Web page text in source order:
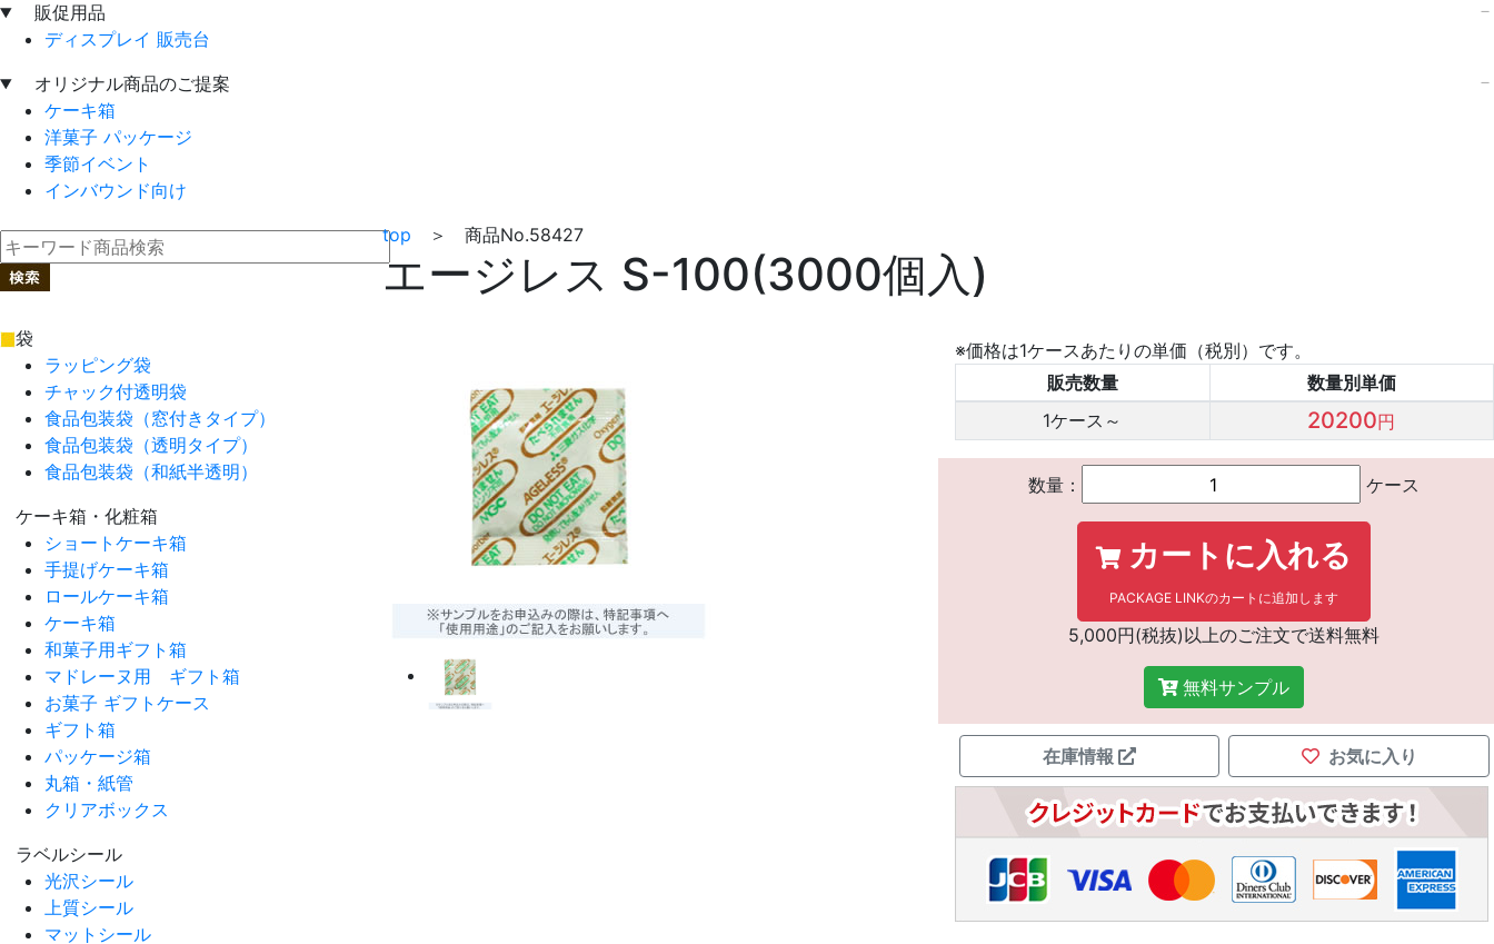
販促用品
ディスプレイ 販売台
オリジナル商品のご提案
ケーキ箱
洋菓子 パッケージ
季節イベント
インバウンド向け
袋
ラッピング袋
チャック付透明袋
食品包装袋（窓付きタイプ）
食品包装袋（透明タイプ）
食品包装袋（和紙半透明）
ケーキ箱・化粧箱
ショートケーキ箱
手提げケーキ箱
ロールケーキ箱
ケーキ箱
和菓子用ギフト箱
マドレーヌ用 ギフト箱
お菓子 ギフトケース
ギフト箱
パッケージ箱
丸箱・紙管
クリアボックス
ラベルシール
光沢シール
上質シール
マットシール
top ＞ 商品No.58427
エージレス S-100(3000個入)
※価格は1ケースあたりの単価（税別）です。
販売数量
数量別単価
1ケース～ 20200円
数量： ケース
カートに入れる
PACKAGE LINKのカートに追加します
5,000円(税抜)以上のご注文で送料無料
無料サンプル
在庫情報 お気に入り